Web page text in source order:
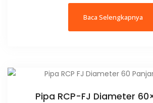
Baca Selengkapnya
Pipa RCP-FJ Diameter